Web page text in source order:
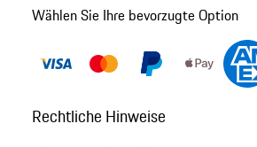
Wählen Sie Ihre bevorzugte Option
Rechtliche Hinweise